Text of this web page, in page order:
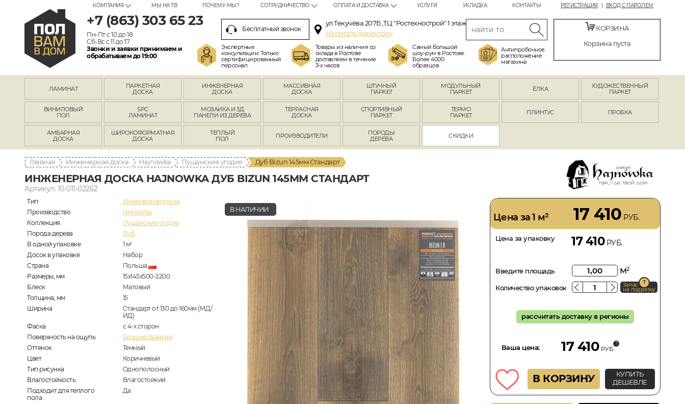
РЕГИСТРАЦИЯ ВХОД С ПАРОЛЕМ
КОМПАНИЯ МЫ НА ТВ ПОЧЕМУ МЫ? СОТРУДНИЧЕСТВО ОПЛАТА И ДОСТАВКА УСЛУГИ УКЛАДКА КОНТАКТЫ
+7 (863) 303 65 23
Пн-Пт с 10 до 18
Сб-Вс с 11 до 17
Звонки и заявки принимаем и
обрабатываем до 19:00
Бесплатный звонок
ул.Текучёва 207Б ,ТЦ "Ростехнострой" 1 этаж
Написать директору
Экспертные
консультации. Только
сертифицированный
персонал
Товары из наличия со
склада в Ростове
доставляем в течение
3-х часов
Самый большой
шоу-рум в Ростове.
Более 4000
образцов
Антипробочное
расположение
магазина
КОРЗИНА
Корзина пуста
ЛАМИНАТ
ПАРКЕТНАЯ
ДОСКА
ИНЖЕНЕРНАЯ
ДОСКА
МАССИВНАЯ
ДОСКА
ШТУЧНЫЙ
ПАРКЕТ
МОДУЛЬНЫЙ
ПАРКЕТ
ЁЛКА
ХУДОЖЕСТВЕННЫЙ
ПАРКЕТ
ВИНИЛОВЫЙ
ПОЛ
SPC
ЛАМИНАТ
МОЗАИКА И 3Д
ПАНЕЛИ ИЗ ДЕРЕВА
ТЕРРАСНАЯ
ДОСКА
СПОРТИВНЫЙ
ПАРКЕТ
ТЕРМО
ПАРКЕТ
ПЛИНТУС ПРОБКА
АМБАРНАЯ
ДОСКА
ШИРОКОФОРМАТНАЯ
ДОСКА
ТЕПЛЫЙ
ПОЛ
ПРОИЗВОДИТЕЛИ
ПОРОДЫ
ДЕРЕВА
СКИДКИ
Главная Инженерная доска Hajnowka Пущанские угодия Дуб Bizun 145мм Стандарт
ИНЖЕНЕРНАЯ ДОСКА HAJNOWKA ДУБ BIZUN 145ММ СТАНДАРТ
Артикул: 10-011-02262
Тип
Инженерная доска
Производство
Hajnowka
Коллекция
Пущанские угодия
Порода дерева
Дуб
В одной упаковке
1 м2
Досок в упаковке
Набор
Страна
Польша
Размеры, мм
15х145х500-2200
Блеск
Матовый
Толщина, мм
15
Ширина
Стандарт от 130 до 160мм (МД/
ИД)
Фаска
с 4-х сторон
Поверхность на ощупь
Брашированная
Оттенок
Тёмный
Цвет
Коричневый
Тип рисунка
Однополосный
Влагостойкость
Влагостойкий
Подходит для теплого
пола
Да
В НАЛИЧИИ
Цена за 1 м² 17 410 РУБ.
Цена за упаковку 17 410РУБ.
Введите площадь м2
Количество упаковок Запас
на подрезку
рассчитать доставку в регионы
Ваша цена: 17 410 РУБ.
В КОРЗИНУ
КУПИТЬ
ДЕШЕВЛЕ